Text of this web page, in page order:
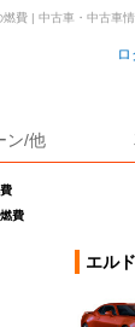
ン/他
費
費 | 中古車・中古車
エル